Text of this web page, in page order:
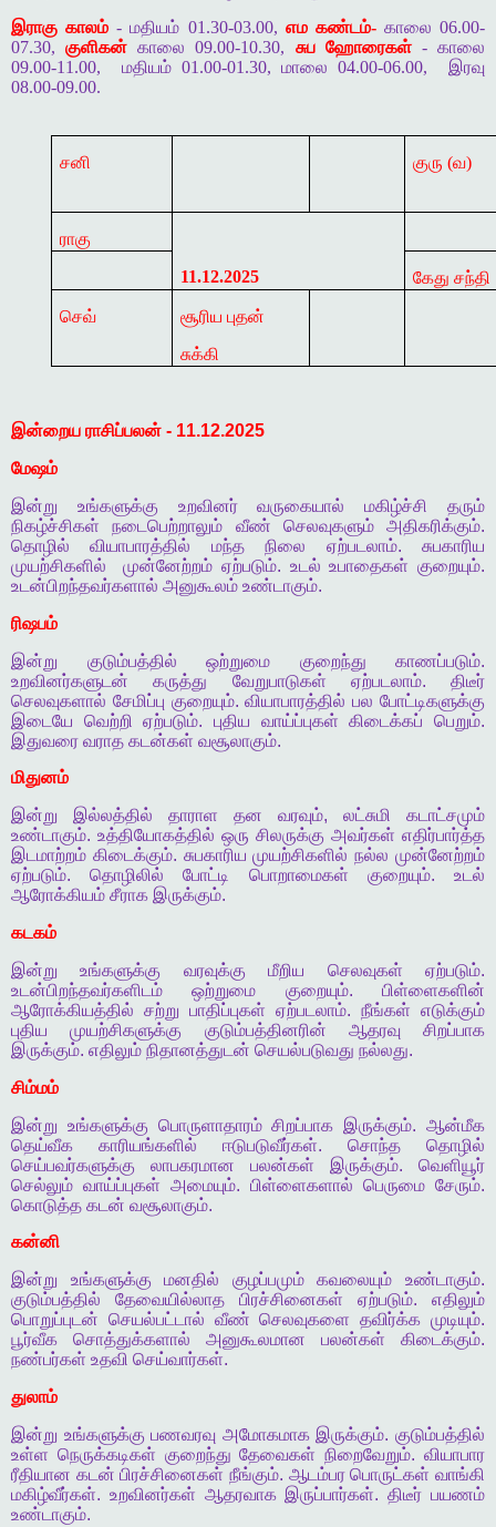
இராகு காலம் - மதியம் 01.30-03.00, எம கண்டம்-காலை 06.00-
07.30,குளிகன் காலை 09.00-10.30, சுப ஹோரைகள்- காலை
09.00-11.00,
மதியம் 01.00-01.30, மாலை 04.00-06.00,
இரவு
08.00-09.00.
சனி குரு (வ)
ராகு
11.12.2025
கேது சந்தி
செவ்
சூரிய புதன்
சுக்கி
இன்றைய ராசிப்பலன் - 11.12.2025
மேஷம்
இன்று
உங்களுக்கு உறவினர் வருகையால் மகிழ்ச்சி
தரும்
நிகழ்ச்சிகள்
நடைபெற்றாலும் வீண் செலவுகளும் அதிகரிக்கும்.
தொழில்
வியாபாரத்தில் மந்த நிலை ஏற்படலாம்.சுபகாரிய
முயற்சிகளில்
முன்னேற்றம் ஏற்படும். உடல் உபாதைகள் குறையும்.
உடன்பிறந்தவர்களால் அனுகூலம் உண்டாகும்.
ரிஷபம்
இன்று
குடும்பத்தில் ஒற்றுமை குறைந்து காணப்படும்.
உறவினர்களுடன்
கருத்து வேறுபாடுகள் ஏற்படலாம். திடீர்
செலவுகளால் சேமிப்பு குறையும்.வியாபாரத்தில் பல போட்டிகளுக்கு
இடையே
வெற்றி ஏற்படும்.புதிய வாய்ப்புகள் கிடைக்கப் பெறும்.
இதுவரை வராத கடன்கள் வசூலாகும்.
மிதுனம்
இன்று
இல்லத்தில் தாராள தன வரவும், லட்சுமி
கடாட்சமும்
உண்டாகும். உத்தியோகத்தில் ஒரு சிலருக்கு அவர்கள் எதிர்பார்த்த
இடமாற்றம் கிடைக்கும். சுபகாரிய முயற்சிகளில் நல்ல முன்னேற்றம்
ஏற்படும்.தொழிலில் போட்டி பொறாமைகள் குறையும்.உடல்
ஆரோக்கியம் சீராக இருக்கும்.
கடகம்
இன்று
உங்களுக்கு வரவுக்கு மீறிய செலவுகள் ஏற்படும்.
உடன்பிறந்தவர்களிடம்
ஒற்றுமை குறையும்.பிள்ளைகளின்
ஆரோக்கியத்தில் சற்று பாதிப்புகள் ஏற்படலாம். நீங்கள் எடுக்கும்
புதிய
முயற்சிகளுக்கு குடும்பத்தினரின் ஆதரவு
சிறப்பாக
இருக்கும். எதிலும் நிதானத்துடன் செயல்படுவது நல்லது.
சிம்மம்
இன்று உங்களுக்கு பொருளாதாரம் சிறப்பாக இருக்கும்.ஆன்மீக
தெய்வீக
காரியங்களில் ஈடுபடுவீர்கள். சொந்த
தொழில்
செய்பவர்களுக்கு
லாபகரமான பலன்கள் இருக்கும். வெளியூர்
செல்லும் வாய்ப்புகள் அமையும். பிள்ளைகளால் பெருமை சேரும்.
கொடுத்த கடன் வசூலாகும்.
கன்னி
இன்று
உங்களுக்கு மனதில் குழப்பமும் கவலையும் உண்டாகும்.
குடும்பத்தில்
தேவையில்லாத பிரச்சினைகள் ஏற்படும். எதிலும்
பொறுப்புடன் செயல்பட்டால் வீண் செலவுகளை தவிர்க்க முடியும்.
பூர்வீக
சொத்துக்களால் அனுகூலமான பலன்கள் கிடைக்கும்.
நண்பர்கள் உதவி செய்வார்கள்.
துலாம்
இன்று உங்களுக்கு பணவரவு அமோகமாக இருக்கும்.குடும்பத்தில்
உள்ள நெருக்கடிகள் குறைந்து தேவைகள் நிறைவேறும்.வியாபார
ரீதியான கடன் பிரச்சினைகள் நீங்கும். ஆடம்பர பொருட்கள் வாங்கி
மகிழ்வீர்கள். உறவினர்கள் ஆதரவாக இருப்பார்கள்.திடீர் பயணம்
உண்டாகும்.